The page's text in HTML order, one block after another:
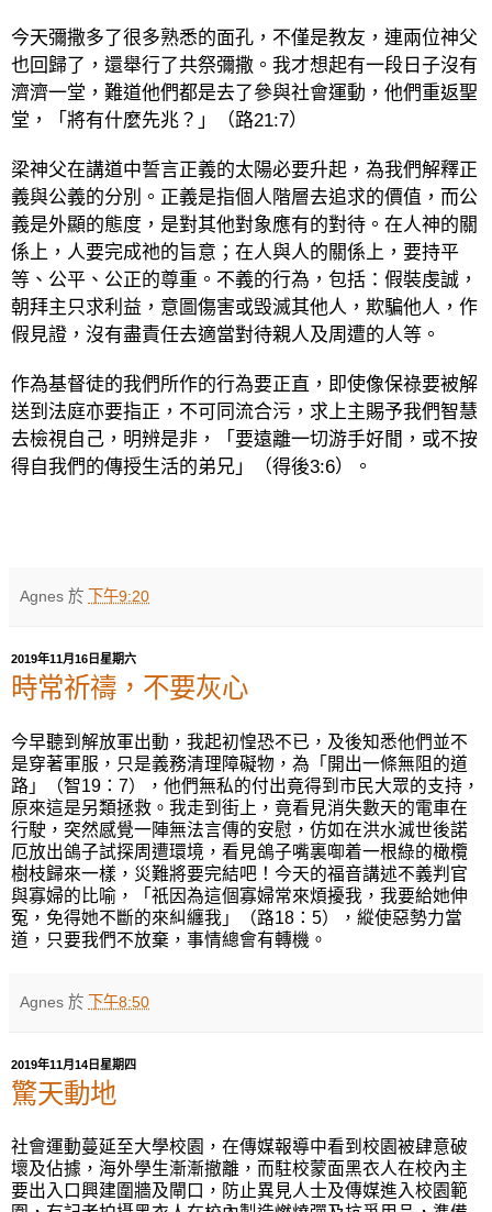
今天彌撒多了很多熟悉的面孔，不僅是教友，連兩位神父
也回歸了，還舉行了共祭彌撒。我才想起有一段日子沒有
濟濟一堂 ，難道他們都是去了參與社會運動，他們重返聖
堂，「將有什麼先兆？」（路21:7）
梁神父在講道中誓言正義的太陽必要升起，為我們解釋正
義與公義的分別。正義是指個人階層去追求的價值，而公
義是外顯的態度，是對其他對象應有的對待。在人神的關
係上，人要完成祂的旨意；在人與人的關係上，要持平
等、公平、公正的尊重。不義的行為，包括：假裝虔誠，
朝拜主只求利益，意圖傷害或毁滅其他人，欺騙他人，作
假見證，沒有盡責任去適當對待親人及周遭的人等。
作為基督徒的我們所作的行為要正直，即使像保祿要被解
送到法庭亦要指正，不可同流合污，求上主賜予我們智慧
去檢視自己，明辨是非，「要遠離一切游手好閒，或不按
得自我們的傳授生活的弟兄」（得後3:6）。
Agnes 於 下午9:20
2019年11月16日星期六
時常祈禱，不要灰心
今早聽到解放軍出動，我起初惶恐不已，及後知悉他們並不
是穿著軍服，只是義務清理障礙物， 為 「開出一條無阻的道
路」（智19 ： 7），他們無私的付出竟得到市民大眾的支持，
原來這是另類拯救。我走到街上，竟看見消失數天的電車在
行駛，突然感覺一陣無法言傳的安慰，仿如在洪水滅世後諾
厄放出鴿子試探周遭環境，看見鴿子嘴裏啣着一根綠的橄欖
樹枝歸來一樣，災難將要完結吧！今天的福音講述不義判官
與寡婦的比喻，「祇因為這個寡婦常來煩擾我，我要給她伸
冤，免得她不斷的來糾纏我」（路18 ： 5），縱使惡勢力當
道，只要我們不放棄，事情總會有轉機。
Agnes 於 下午8:50
2019年11月14日星期四
驚天動地
社會運動蔓延至大學校園，在傳媒報導中看到校園被肆意破
壞及佔據，海外學生漸漸撤離， 而駐校蒙面黑衣人在校內主
要出入口興建圍牆及閘口，防止異見人士及傳媒進入校園範